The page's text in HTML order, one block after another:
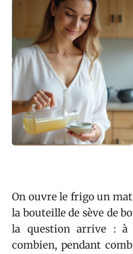
On ouvre le frigo un
la bouteille de sève de
la question arrive : à
combien, pendant